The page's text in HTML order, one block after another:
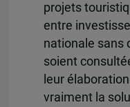
projets
entre
nationale sans
soient
leur
vraiment la